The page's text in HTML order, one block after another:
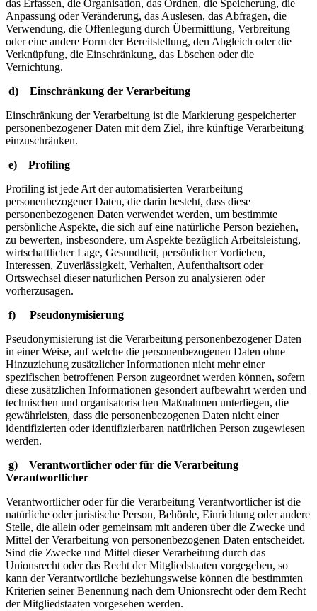
das Erfassen, die Organisation, das Ordnen, die Speicherung, die
Anpassung oder Veränderung, das Auslesen, das Abfragen, die
Verwendung, die Offenlegung durch Übermittlung, Verbreitung
oder eine andere Form der Bereitstellung, den Abgleich oder die
Verknüpfung, die Einschränkung, das Löschen oder die
Vernichtung.
d) Einschränkung der Verarbeitung
Einschränkung der Verarbeitung ist die Markierung gespeicherter
personenbezogener Daten mit dem Ziel, ihre künftige Verarbeitung
einzuschränken.
e) Profiling
Profiling ist jede Art der automatisierten Verarbeitung
personenbezogener Daten, die darin besteht, dass diese
personenbezogenen Daten verwendet werden, um bestimmte
persönliche Aspekte, die sich auf eine natürliche Person beziehen,
zu bewerten, insbesondere, um Aspekte bezüglich Arbeitsleistung,
wirtschaftlicher Lage, Gesundheit, persönlicher Vorlieben,
Interessen, Zuverlässigkeit, Verhalten, Aufenthaltsort oder
Ortswechsel dieser natürlichen Person zu analysieren oder
vorherzusagen.
f) Pseudonymisierung
Pseudonymisierung ist die Verarbeitung personenbezogener Daten
in einer Weise, auf welche die personenbezogenen Daten ohne
Hinzuziehung zusätzlicher Informationen nicht mehr einer
spezifischen betroffenen Person zugeordnet werden können, sofern
diese zusätzlichen Informationen gesondert aufbewahrt werden und
technischen und organisatorischen Maßnahmen unterliegen, die
gewährleisten, dass die personenbezogenen Daten nicht einer
identifizierten oder identifizierbaren natürlichen Person zugewiesen
werden.
g) Verantwortlicher oder für die Verarbeitung
Verantwortlicher
Verantwortlicher oder für die Verarbeitung Verantwortlicher ist die
natürliche oder juristische Person, Behörde, Einrichtung oder andere
Stelle, die allein oder gemeinsam mit anderen über die Zwecke und
Mittel der Verarbeitung von personenbezogenen Daten entscheidet.
Sind die Zwecke und Mittel dieser Verarbeitung durch das
Unionsrecht oder das Recht der Mitgliedstaaten vorgegeben, so
kann der Verantwortliche beziehungsweise können die bestimmten
Kriterien seiner Benennung nach dem Unionsrecht oder dem Recht
der Mitgliedstaaten vorgesehen werden.